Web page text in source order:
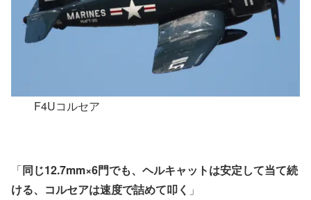
F4Uコルセア
「同じ12.7mm×6門でも、ヘルキャットは安定して当て続
ける、コルセアは速度で詰めて叩く 」